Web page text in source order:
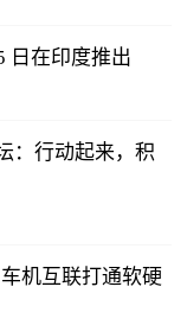
日在印度推出
：行动起来，积
机互联打通软硬